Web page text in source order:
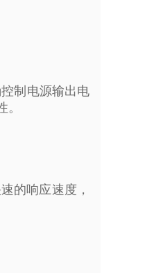
制电源输出电
的响应速度，